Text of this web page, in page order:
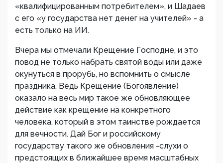
«квалифицированным потребителем», и Шадаев
с его «у государства нет денег на учителей» - а
есть только на ИИ.
Вчера мы отмечали Крещение Господне, и это
повод не только набрать святой воды или даже
окунуться в прорубь, но вспомнить о смысле
праздника. Ведь Крещение (Богоявление)
оказало на весь мир такое же обновляющее
действие как крещение на конкретного
человека, который в этом таинстве рождается
для вечности. Дай Бог и российскому
государству такого же обновления -слухи о
предстоящих в ближайшее время масштабных